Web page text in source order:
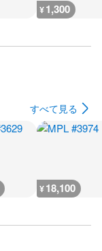
¥1,300
すべて見る
¥18,100